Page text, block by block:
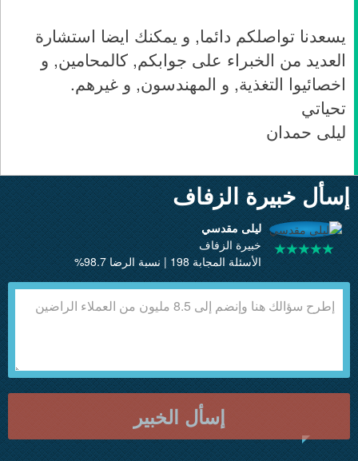
يسعدنا تواصلكم دائما, و يمكنك ايضا استشارة
العديد من الخبراء على جوابكم, كالمحامين, و
اخصائيوا التغذية, و المهندسون, و غيرهم.
تحياتي
ليلى حمدان
إسأل خبيرة الزفاف
ليلى مقدسي
خبيرة الزفاف
الأسئلة المجابة 198 | نسبة الرضا 98.7%
إسأل الخبير